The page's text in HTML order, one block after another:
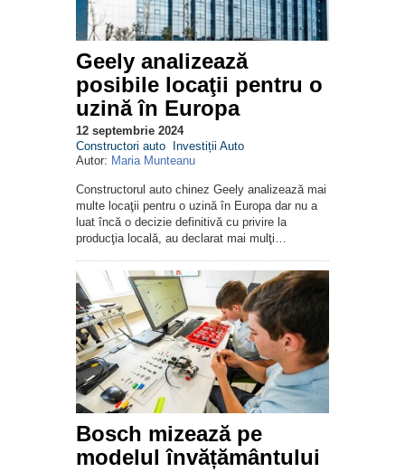
Geely analizează
posibile locaţii pentru o
uzină în Europa
12 septembrie 2024
Constructori auto
Investiții Auto
Autor: Maria Munteanu
Constructorul auto chinez Geely analizează mai
multe locaţii pentru o uzină în Europa dar nu a
luat încă o decizie definitivă cu privire la
producţia locală, au declarat mai mulţi…
Bosch mizează pe
modelul învățământului